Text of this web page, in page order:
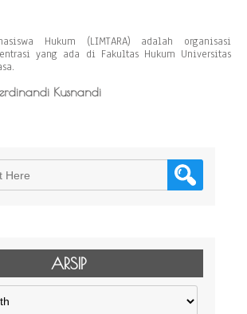
Hukum (LIMTARA) adalah organisasi
yang ada di Fakultas Hukum Universitas
Kusnandi
ARSIP